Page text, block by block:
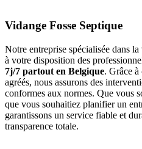
Vidange Fosse Septique
Notre entreprise spécialisée dans la
à votre disposition des
7j/7 partout en Belgique. Grâce à
agréés, nous assurons des
conformes aux normes. Que vous
que vous souhaitiez planifier un
garantissons un service fiable et
transparence totale.